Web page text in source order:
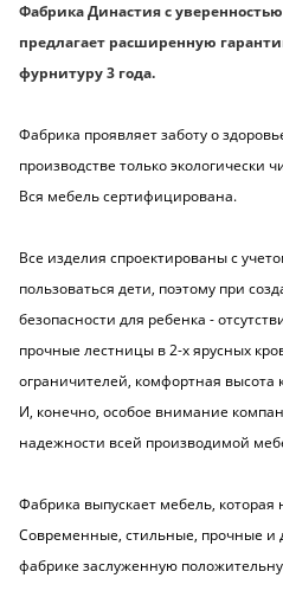
Фабрика Династия с
предлагает расширенную
фурнитуру 3 года.
Фабрика проявляет заботу о
производстве только экологически
Вся мебель сертифицирована.
Все изделия спроектированы с
пользоваться дети, поэтому при
безопасности для ребенка -
прочные лестницы в 2-х ярусных
ограничителей, комфортная высота
И, конечно, особое внимание
надежности всей производимой
Фабрика выпускает мебель,
Современные, стильные, прочные и
фабрике заслуженную